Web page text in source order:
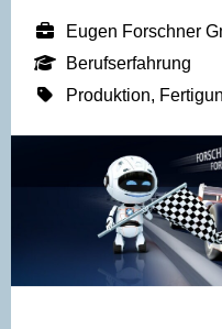
Eugen Forschner
Berufserfahrung
Produktion,